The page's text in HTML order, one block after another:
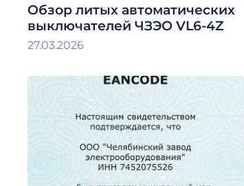
Обзор литых автоматических
выключателей ЧЗЭО VL6-4Z
27.03.2026